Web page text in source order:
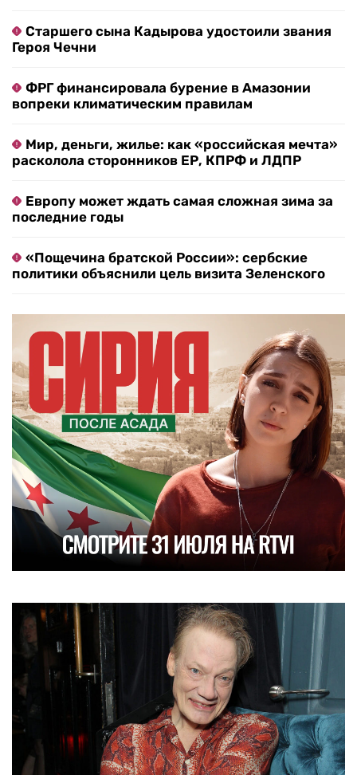
Старшего сына Кадырова удостоили звания
Героя Чечни
ФРГ финансировала бурение в Амазонии
вопреки климатическим правилам
Мир, деньги, жилье: как «российская мечта»
расколола сторонников ЕР, КПРФ и ЛДПР
Европу может ждать самая сложная зима за
последние годы
«Пощечина братской России»: сербские
политики объяснили цель визита Зеленского